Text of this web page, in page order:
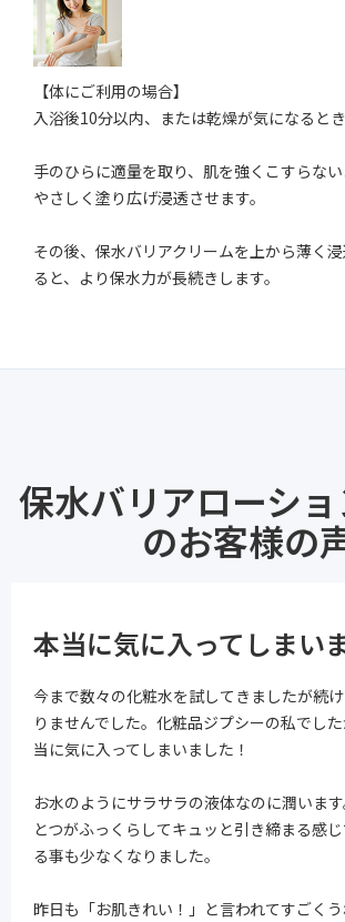
【体にご利用の場合】
入浴後10分以内、または乾燥が気になるとき
手のひらに適量を取り、肌を強くこすらない
やさしく塗り広げ浸透させます。
その後、保水バリアクリームを上から薄く
ると、より保水力が長続きします。
保水バリアローシ
のお客様の
本当に気に入ってしまい
今まで数々の化粧水を試してきましたが続
りませんでした。化粧品ジプシーの私でし
当に気に入ってしまいました！
お水のようにサラサラの液体なのに潤いま
とつがふっくらしてキュッと引き締まる感
る事も少なくなりました。
昨日も「お肌きれい！」と言われてすごく